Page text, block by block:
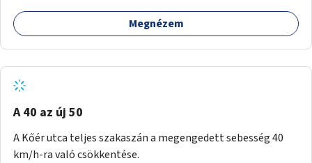
szintű növényzettel, öntözőrendszerrel, esetleg
valamilyen vizes attrakcióval ami végfut mind az 500m-en.
Megnézem
A 40 az új 50
A Kőér utca teljes szakaszán a megengedett sebesség 40
km/h-ra való csökkentése.